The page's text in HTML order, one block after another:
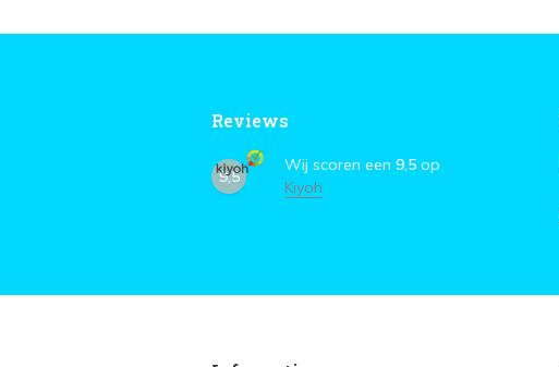
Reviews
9,5
Wij scoren een 9,5 op
Kiyoh